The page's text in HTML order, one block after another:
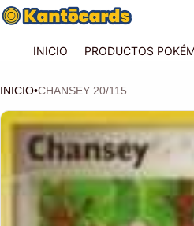
INICIO PRODUCTOS
INICIO•CHANSEY 20/115
DEL PRODUCTO